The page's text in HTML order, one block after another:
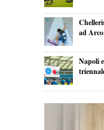
ad Arco
Napoli